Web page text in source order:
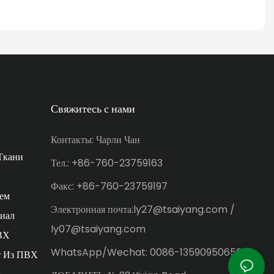
Из ПВХ
Свяжитесь с нами
Контакты: Чарли Чан
Тел.: +86-760-23759163
Факс: +86-760-23759197
Электронная почта:ly27@tsaiyang.com /
ly07@tsaiyang.com
WhatsApp/Wechat: 0086-13590950659